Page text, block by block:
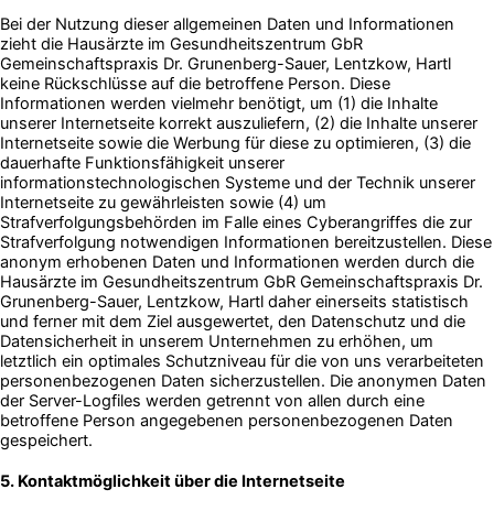
Bei der Nutzung dieser allgemeinen Daten und Informationen
zieht die Hausärzte im Gesundheitszentrum GbR
Gemeinschaftspraxis Dr. Grunenberg-Sauer, Lentzkow, Hartl
keine Rückschlüsse auf die betroffene Person. Diese
Informationen werden vielmehr benötigt, um (1) die Inhalte
unserer Internetseite korrekt auszuliefern, (2) die Inhalte unserer
Internetseite sowie die Werbung für diese zu optimieren, (3) die
dauerhafte Funktionsfähigkeit unserer
informationstechnologischen Systeme und der Technik unserer
Internetseite zu gewährleisten sowie (4) um
Strafverfolgungsbehörden im Falle eines Cyberangriffes die zur
Strafverfolgung notwendigen Informationen bereitzustellen. Diese
anonym erhobenen Daten und Informationen werden durch die
Hausärzte im Gesundheitszentrum GbR Gemeinschaftspraxis Dr.
Grunenberg-Sauer, Lentzkow, Hartl daher einerseits statistisch
und ferner mit dem Ziel ausgewertet, den Datenschutz und die
Datensicherheit in unserem Unternehmen zu erhöhen, um
letztlich ein optimales Schutzniveau für die von uns verarbeiteten
personenbezogenen Daten sicherzustellen. Die anonymen Daten
der Server-Logfiles werden getrennt von allen durch eine
betroffene Person angegebenen personenbezogenen Daten
gespeichert.
5. Kontaktmöglichkeit über die Internetseite